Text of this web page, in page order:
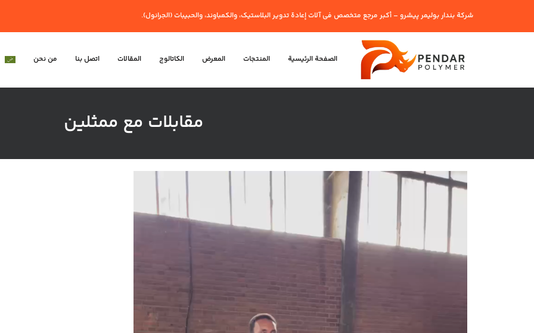
شركة بندار بوليمر پيشرو – أكبر مرجع متخصص في آلات إعادة تدوير البلاستيك، والكمباوند، والحبيبات (الجرانول).
الصفحة الرئيسية المنتجات المعرض الكاتالوج المقالات اتصل بنا من نحن
مقابلات مع ممثلين